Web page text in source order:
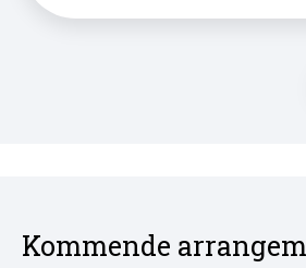
Kommende